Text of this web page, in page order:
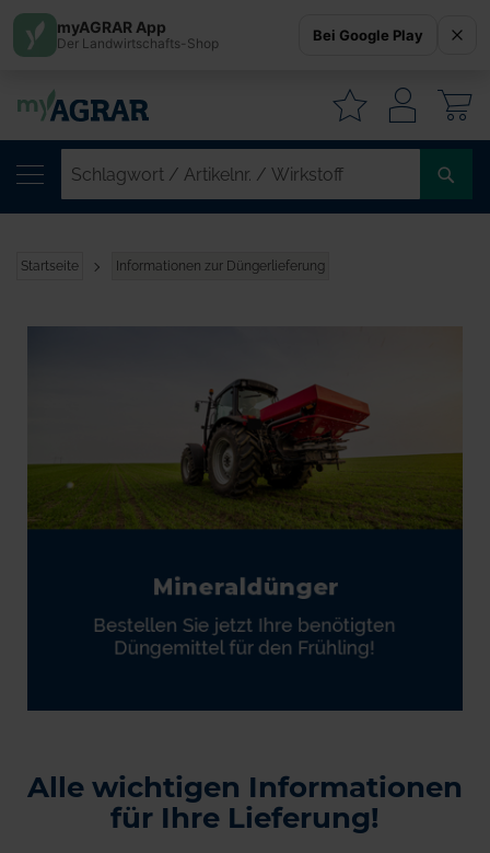
Startseite Informationen zur Düngerlieferung
Alle wichtigen Informationen
für Ihre Lieferung!
myAGRAR App
Der Landwirtschafts-Shop Bei Google Play